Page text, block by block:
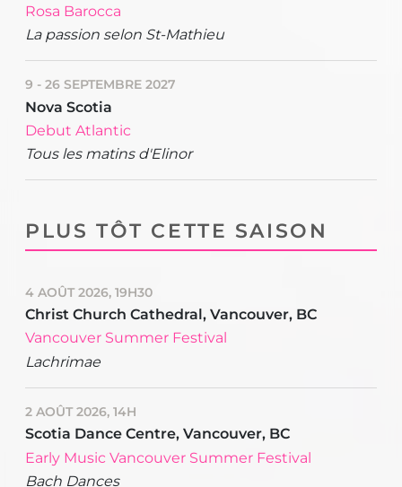
Rosa Barocca
La passion selon St-Mathieu
9 - 26 SEPTEMBRE 2027
Nova Scotia
Debut Atlantic
Tous les matins d'Elinor
PLUS TÔT CETTE SAISON
4 AOÛT 2026, 19H30
Christ Church Cathedral, Vancouver, BC
Vancouver Summer Festival
Lachrimae
2 AOÛT 2026, 14H
Scotia Dance Centre, Vancouver, BC
Early Music Vancouver Summer Festival
Bach Dances